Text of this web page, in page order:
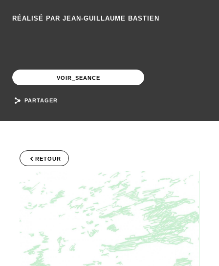
RÉALISÉ PAR JEAN-GUILLAUME BASTIEN
VOIR_SEANCE
PARTAGER
RETOUR